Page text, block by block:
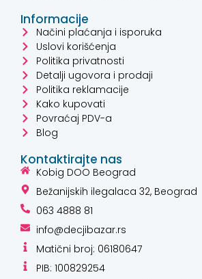
Informacije
Načini plaćanja i isporuka
Uslovi korišćenja
Politika privatnosti
Detalji ugovora i prodaji
Politika reklamacije
Kako kupovati
Povraćaj PDV-a
Blog
Kontaktirajte nas
Kobig DOO Beograd
Bežanijskih ilegalaca 32, Beograd
063 4888 81
info@decjibazar.rs
Matični broj: 06180647
PIB: 100829254